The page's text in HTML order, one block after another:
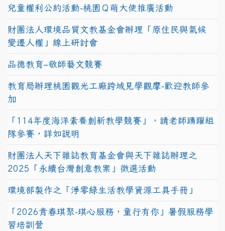
兒童權利公約活動-桃園Ｑ萌大使推廣活動
財團法人環境品質文教基金會辦理「原住民與氣候
變遷人權」線上研討會
品德教育–敬師藝文競賽
教育局辦理桃園觀光工廠跨域見學觀摩-歡迎教師參
加
「114年度海洋素養創新教學競賽」，請老師踴躍組
隊參賽，詳如說明
財團法人天下雜誌教育基金會與天下雜誌辦理之
2025「永續台灣創意教案」徵選活動
環境部製作之「淨零綠生活教學資源工具手冊」
「2026青春琪聚-琪心服務，童行有你」暑假服務學
習培訓營